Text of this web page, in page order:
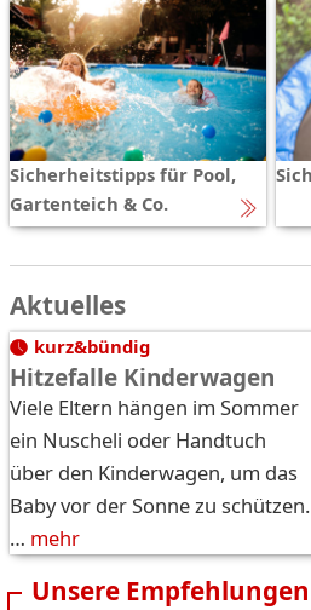
Sicherheitstipps für Pool,
Gartenteich & Co.
Aktuelles
kurz&bündig
Hitzefalle Kinderwagen
Viele Eltern hängen im Sommer
ein Nuscheli oder Handtuch
über den Kinderwagen, um das
Baby vor der Sonne zu schützen.
… mehr
Unsere Empfehlungen